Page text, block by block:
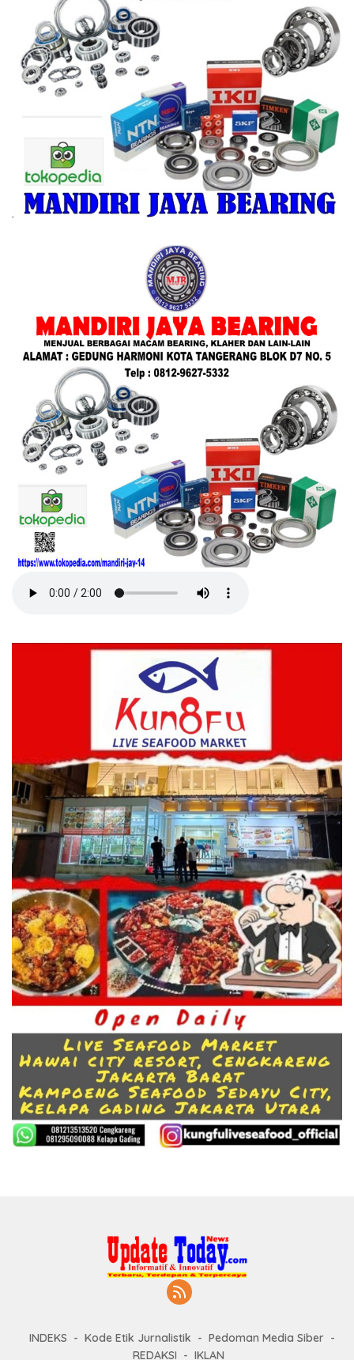
INDEKS Kode Etik Jurnalistik
Pedoman Media Siber
REDAKSI
IKLAN